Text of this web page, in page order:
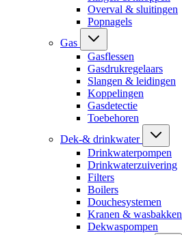
Overval & sluitingen
Popnagels
Gas
Gasflessen
Gasdrukregelaars
Slangen & leidingen
Koppelingen
Gasdetectie
Toebehoren
Dek-& drinkwater
Drinkwaterpompen
Drinkwaterzuivering
Filters
Boilers
Douchesystemen
Kranen & wasbakken
Dekwaspompen